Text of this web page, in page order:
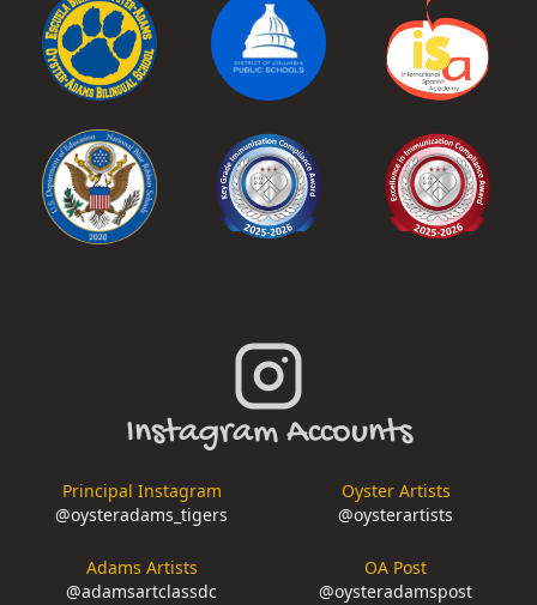
Instagram Accounts
Principal Instagram
@oysteradams_tigers
Oyster Artists
@oysterartists
Adams Artists
@adamsartclassdc
OA Post
@oysteradamspost